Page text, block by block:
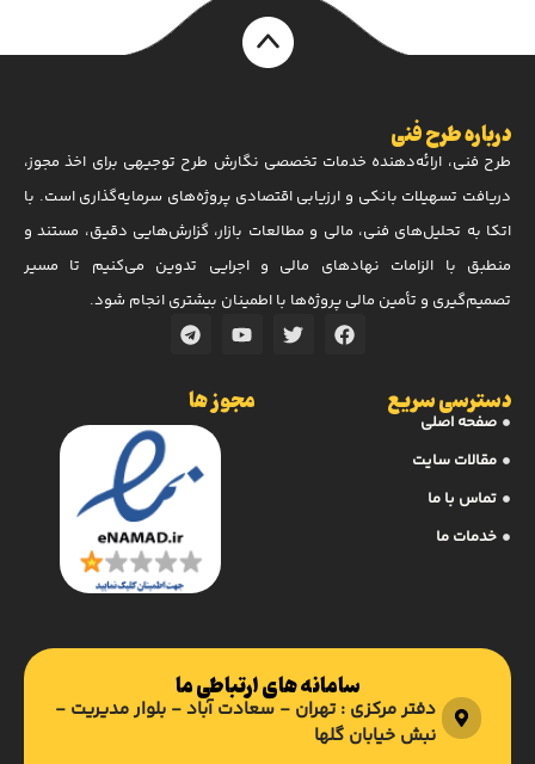
درباره طرح فنی
طرح فنی، ارائه‌دهنده خدمات تخصصی نگارش طرح توجیهی برای اخذ مجوز،
دریافت تسهیلات بانکی و ارزیابی اقتصادی پروژه‌های سرمایه‌گذاری است. با
اتکا به تحلیل‌های فنی، مالی و مطالعات بازار، گزارش‌هایی دقیق، مستند و
منطبق با الزامات نهادهای مالی و اجرایی تدوین می‌کنیم تا مسیر
تصمیم‌گیری و تأمین مالی پروژه‌ها با اطمینان بیشتری انجام شود.
دسترسی سریع
صفحه اصلی
مقالات سایت
تماس با ما
خدمات ما
مجوز ها
سامانه های ارتباطی ما
دفتر مرکزی : تهران - سعادت آباد - بلوار مدیریت -
نبش خیابان گلها